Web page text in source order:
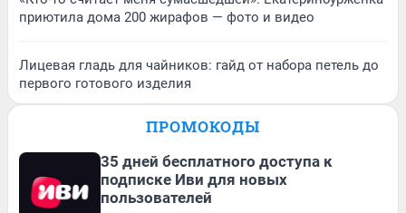
приютила дома 200 жирафов — фото и видео
Лицевая гладь для чайников: гайд от набора петель до
первого готового изделия
ПРОМОКОДЫ
35 дней бесплатного доступа к
подписке Иви для новых
пользователей